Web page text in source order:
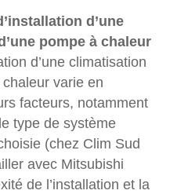
d’une
pompe à chaleur
d’une climatisation
chaleur varie en
facteurs, notamment
type de système
(chez Clim Sud
avec Mitsubishi
de l’installation et la